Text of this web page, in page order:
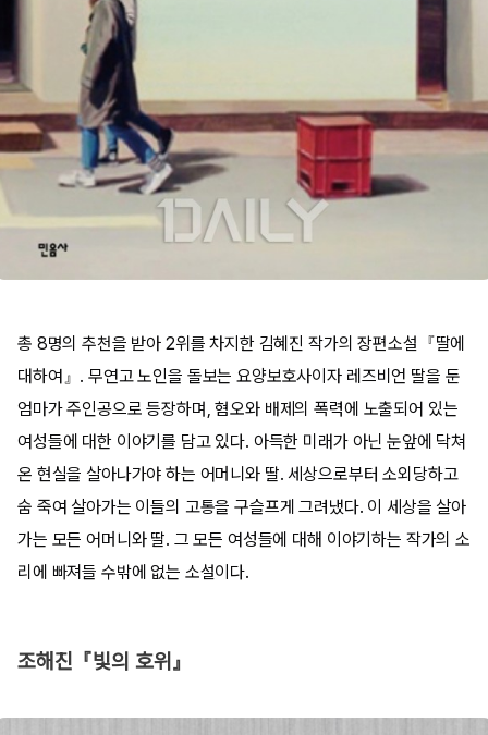
총 8명의 추천을 받아 2위를 차지한 김혜진 작가의 장편소설『딸에
대하여』. 무연고 노인을 돌보는 요양보호사이자 레즈비언 딸을 둔
엄마가 주인공으로 등장하며, 혐오와 배제의 폭력에 노출되어 있는
여성들에 대한 이야기를 담고 있다. 아득한 미래가 아닌 눈앞에 닥쳐
온 현실을 살아나가야 하는 어머니와 딸. 세상으로부터 소외당하고
숨 죽여 살아가는 이들의 고통을 구슬프게 그려냈다. 이 세상을 살아
가는 모든 어머니와 딸. 그 모든 여성들에 대해 이야기하는 작가의 소
리에 빠져들 수밖에 없는 소설이다.
조해진『빛의 호위』